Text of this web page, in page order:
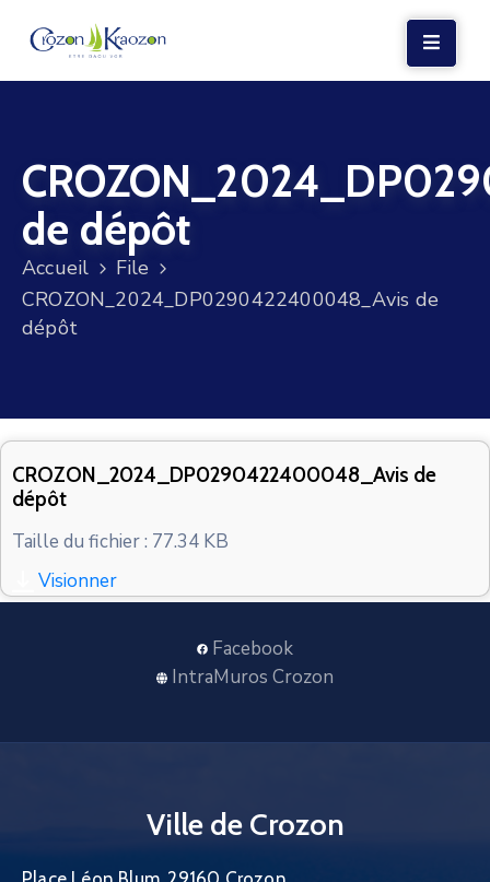
VIE
LOCALE
VIE
SOCIALE
TERRE
VOS
CONTACT
de dépôt
Accueil
File
CROZON_2024_DP0290422400048_Avis de
dépôt
CROZON_2024_DP0290422400048_Avis de
dépôt
Taille du fichier : 77.34 KB
Visionner
Facebook
IntraMuros Crozon
Ville de Crozon